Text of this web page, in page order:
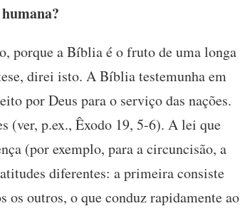
porque a Bíblia é o fruto de uma longa
direi isto. A Bíblia testemunha em
por Deus para o serviço das nações.
(ver, p.ex., Êxodo 19, 5-6). A lei que
(por exemplo, para a circuncisão, a
diferentes: a primeira consiste
outros, o que conduz rapidamente ao